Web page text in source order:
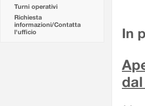
Turni operativi
Richiesta
informazioni/Contatta
l'ufficio
In